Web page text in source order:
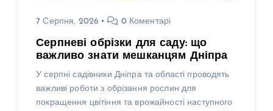
7 Серпня, 2026 0 Коментарі
Серпневі обрізки для саду: що
важливо знати мешканцям Дніпра
У серпні садівники Дніпра та області проводять
важливі роботи з обрізання рослин для
покращення цвітіння та врожайності наступного